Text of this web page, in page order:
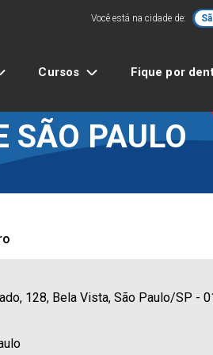
Você está na cidade de:
Cursos Fique por
SÃO PAULO
128, Bela Vista, São Paulo/SP -